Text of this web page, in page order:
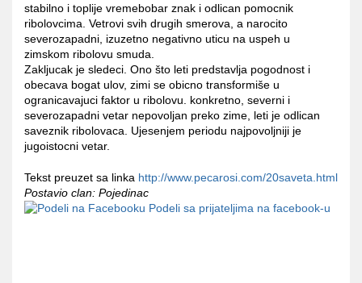
stabilno i toplije vremebobar znak i odlican pomocnik
ribolovcima. Vetrovi svih drugih smerova, a narocito
severozapadni, izuzetno negativno uticu na uspeh u
zimskom ribolovu smuda.
Zakljucak je sledeci. Ono što leti predstavlja pogodnost i
obecava bogat ulov, zimi se obicno transformiše u
ogranicavajuci faktor u ribolovu. konkretno, severni i
severozapadni vetar nepovoljan preko zime, leti je odlican
saveznik ribolovaca. Ujesenjem periodu najpovoljniji je
jugoistocni vetar.
Tekst preuzet sa linka http://www.pecarosi.com/20saveta.html
Postavio clan: Pojedinac
Podeli sa prijateljima na facebook-u